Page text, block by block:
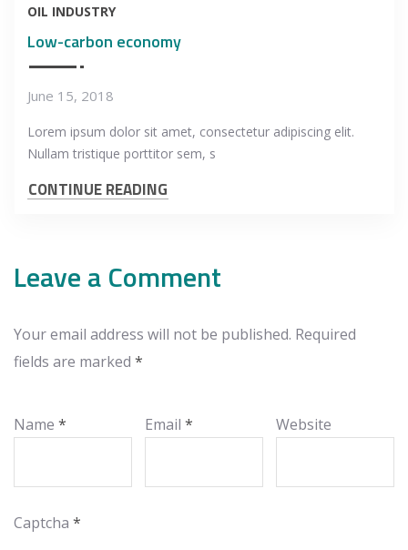
OIL INDUSTRY
Low-carbon economy
June 15, 2018
Lorem ipsum dolor sit amet, consectetur adipiscing elit.
Nullam tristique porttitor sem, s
CONTINUE READING
Leave a Comment
Your email address will not be published. Required
fields are marked *
Name * Email* Website
Captcha *